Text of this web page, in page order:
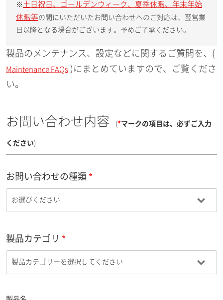
※ 土日祝日、ゴールデンウィーク、夏季休暇、年末年始
休暇等の間にいただいたお問い合わせへのご対応は、翌営業
日以降となる場合がございます。予めご了承ください。
製品のメンテナンス、設定などに関するご質問を、(
Maintenance FAQs )にまとめていますので、ご覧くださ
い。
お問い合わせ内容 (*マークの項目は、必ずご入力
ください)
お問い合わせの種類
製品カテゴリ